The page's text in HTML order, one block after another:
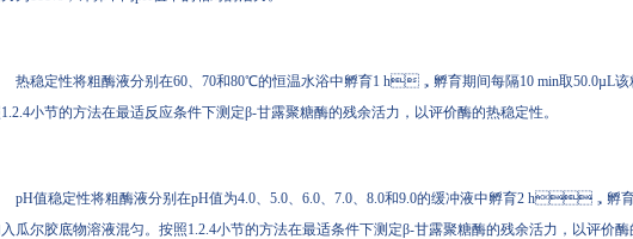
热稳定性将粗酶液分别在60、70和80℃的恒温水浴中孵育1 h，孵育期间每隔10 min取50.0µL该
小节的方法在最适反应条件下测定β-甘露聚糖酶的残余活力，以评价酶的热稳定性。
pH值稳定性将粗酶液分别在pH值为4.0、5.0、6.0、7.0、8.0和9.0的缓冲液中孵育2 h
瓜尔胶底物溶液混匀。按照1.2.4小节的方法在最适条件下测定β-甘露聚糖酶的残余活力，以评价酶